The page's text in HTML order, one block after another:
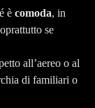
è comoda, in
se
all’aereo o al
di familiari o